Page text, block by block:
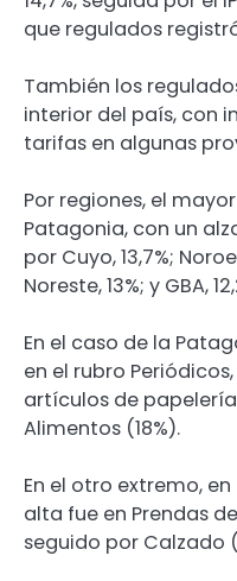
que regulados
También los
interior del país, con
tarifas en algunas
Por regiones, el
Patagonia, con un
por Cuyo, 13,7%;
Noreste, 13%; y GBA,
En el caso de la
en el rubro
artículos de papelería
Alimentos (18%).
En el otro extremo,
alta fue en Prendas
seguido por Calzado